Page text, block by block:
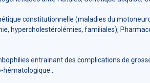
constitutionnelle (maladies du
hypercholestérolémies, familiales),
entrainant des complications de